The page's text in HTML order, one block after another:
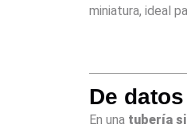
miniatura, ideal
De
En una tubería